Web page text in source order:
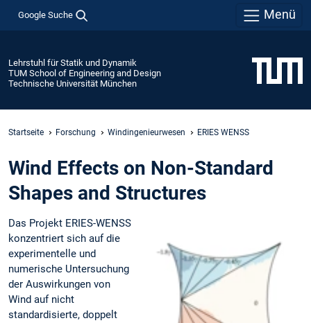
Google Suche Menü
Lehrstuhl für Statik und Dynamik
TUM School of Engineering and Design
Technische Universität München
Startseite Forschung Windingenieurwesen ERIES WENSS
Wind Effects on Non-Standard
Shapes and Structures
Das Projekt ERIES-WENSS
konzentriert sich auf die
experimentelle und
numerische Untersuchung
der Auswirkungen von
Wind auf nicht
standardisierte, doppelt